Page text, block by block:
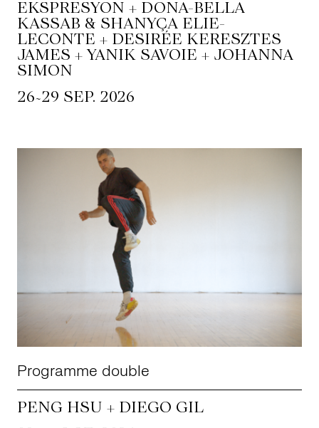
EKSPRESYON + DONA-BELLA
KASSAB & SHANYÇA ELIE-
LECONTE + DESIRÉE KERESZTES
JAMES + YANIK SAVOIE + JOHANNA
SIMON
26~29 SEP. 2026
Programme double
PENG HSU + DIEGO GIL